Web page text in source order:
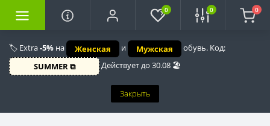
🏷️ Extra-5% на Женская и Мужская
обувь. Код:
SUMMER ⧉
Действует до 30.08 🏖️
Закрыть
0 0 0